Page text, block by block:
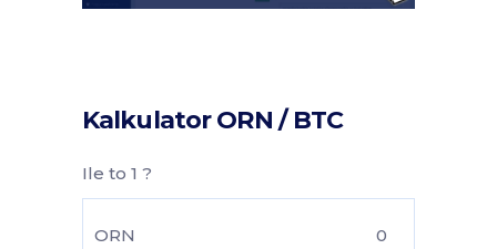
Kalkulator ORN / BTC
Ile to 1 ?
ORN
0